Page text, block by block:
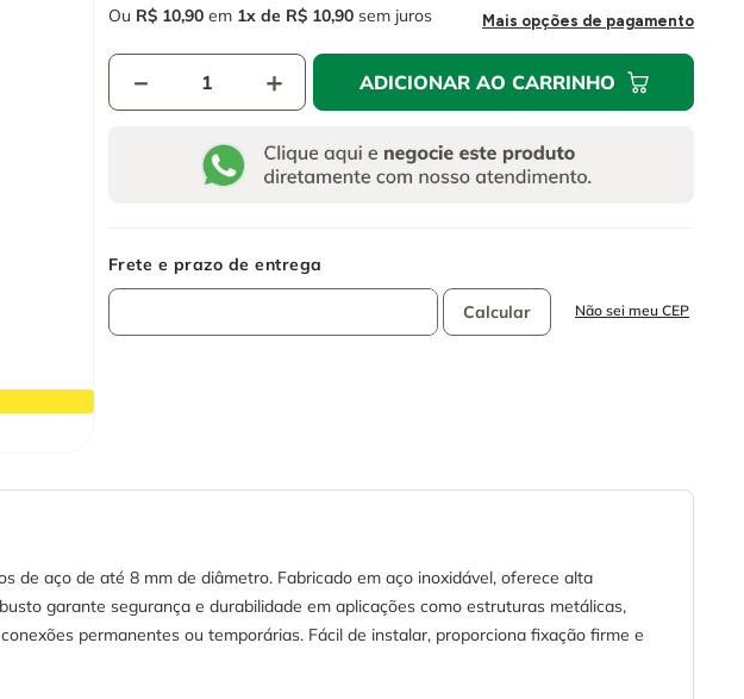
Ou R$ 10,90 em 1 R$ 10,90 sem juros Mais opções de pagamento
＋
－ ADICIONAR AO CARRINHO
Não sei meu CEP
de aço de até 8 mm de diâmetro. Fabricado em aço inoxidável, oferece alta
garante segurança e durabilidade em aplicações como estruturas metálicas,
permanentes ou temporárias. Fácil de instalar, proporciona fixação firme e